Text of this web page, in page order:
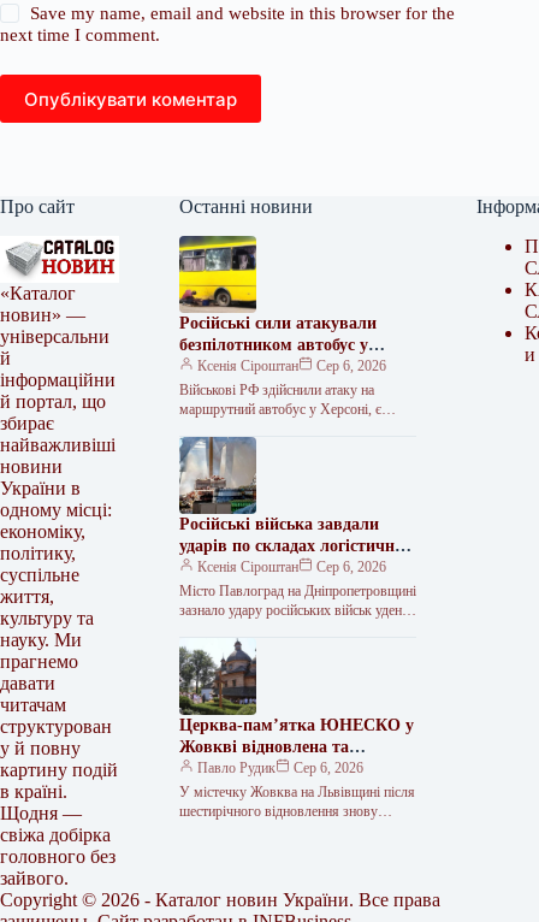
Save my name, email and website in this browser for the
next time I comment.
Опублікувати коментар
Про сайт
«Каталог
новин» —
універсальни
й
інформаційни
й портал, що
збирає
найважливіші
новини
України в
одному місці:
економіку,
політику,
суспільне
життя,
культуру та
науку. Ми
прагнемо
давати
читачам
структурован
у й повну
картину подій
в країні.
Щодня —
свіжа добірка
головного без
зайвого.
Останні новини
Російські сили атакували
безпілотником автобус у
Херсоні, постраждали п’ять
осіб.
Ксенія Сіроштан
Сер 6, 2026
Військові РФ здійснили атаку на
маршрутний автобус у Херсоні, є
14:04 додано фотоматеріали). Як
інформує…
Російські війська завдали
ударів по складах логістичних
компаній та магазину в
Павлограді, внаслідок чого є
жертви та поранені.
Ксенія Сіроштан
Сер 6, 2026
Місто Павлоград на Дніпропетровщині
зазнало удару російських військ удень
загинула, ще чотири отримали
поранення.…
Церква-пам’ятка ЮНЕСКО у
Жовкві відновлена та
відкрита
Павло Рудик
Сер 6, 2026
У містечку Жовква на Львівщині після
шестирічного відновлення знову
и
Copyright © 2026 - Каталог новин України. Все права